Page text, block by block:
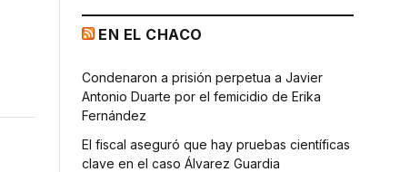
EN EL CHACO
Condenaron a prisión perpetua a Javier
Antonio Duarte por el femicidio de Erika
Fernández
El fiscal aseguró que hay pruebas científicas
clave en el caso Álvarez Guardia